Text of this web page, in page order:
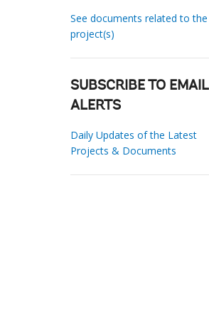
See documents related to the
project(s)
SUBSCRIBE TO EMAIL
ALERTS
Daily Updates of the Latest
Projects & Documents